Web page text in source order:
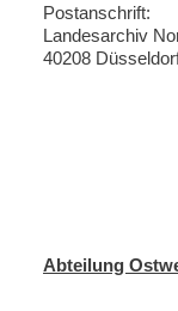
Postanschrift:
Landesarchiv
40208
Abteilung